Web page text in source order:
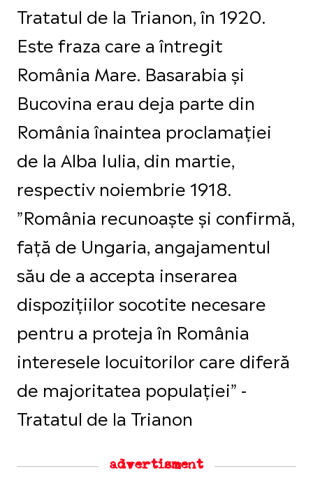
Tratatul de la Trianon, în 1920.
Este fraza care a întregit
România Mare. Basarabia și
Bucovina erau deja parte din
România înaintea proclamației
de la Alba Iulia, din martie,
respectiv noiembrie 1918.
”România recunoaște și confirmă,
față de Ungaria, angajamentul
său de a accepta inserarea
dispozițiilor socotite necesare
pentru a proteja în România
interesele locuitorilor care diferă
de majoritatea populației” -
Tratatul de la Trianon
advertisment